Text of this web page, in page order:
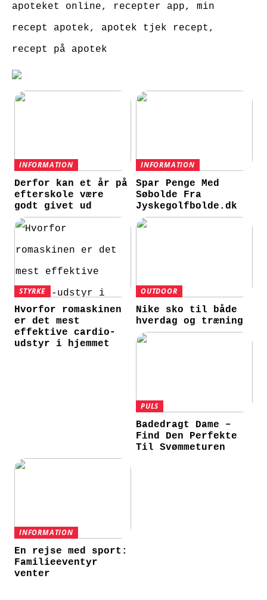
apoteket online, recepter app, min
recept apotek, apotek tjek recept,
recept på apotek
INFORMATION
Derfor kan et år på
efterskole være
godt givet ud
INFORMATION
Spar Penge Med
Søbolde Fra
Jyskegolfbolde.dk
STYRKE
Hvorfor romaskinen
er det mest
effektive cardio-
udstyr i hjemmet
OUTDOOR
Nike sko til både
hverdag og træning
PULS
Badedragt Dame –
Find Den Perfekte
Til Svømmeturen
INFORMATION
En rejse med sport:
Familieeventyr
venter